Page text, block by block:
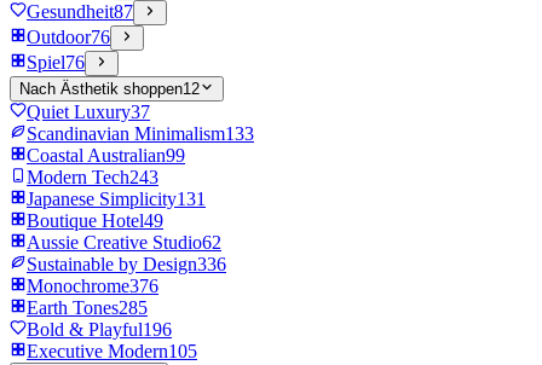
Gesundheit87
Outdoor76
Spiel76
Nach Ästhetik shoppen12
Quiet Luxury37
Scandinavian Minimalism133
Coastal Australian99
Modern Tech243
Japanese Simplicity131
Boutique Hotel49
Aussie Creative Studio62
Sustainable by Design336
Monochrome376
Earth Tones285
Bold & Playful196
Executive Modern105